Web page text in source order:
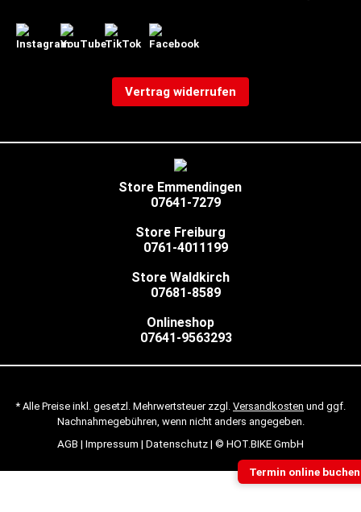
Termin online buchen
Vertrag widerrufen
Store Emmendingen
07641-7279
Store Freiburg
0761-4011199
Store Waldkirch
07681-8589
Onlineshop
07641-9563293
* Alle Preise inkl. gesetzl. Mehrwertsteuer zzgl. Versandkosten und ggf.
Nachnahmegebühren, wenn nicht anders angegeben.
AGB | Impressum | Datenschutz| © HOT.BIKE GmbH